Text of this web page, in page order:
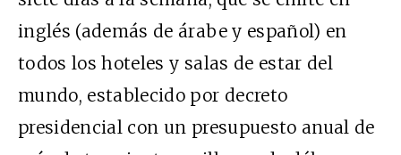
inglés (además de árabe y español) en
todos los hoteles y salas de estar del
mundo, establecido por decreto
presidencial con un presupuesto anual de